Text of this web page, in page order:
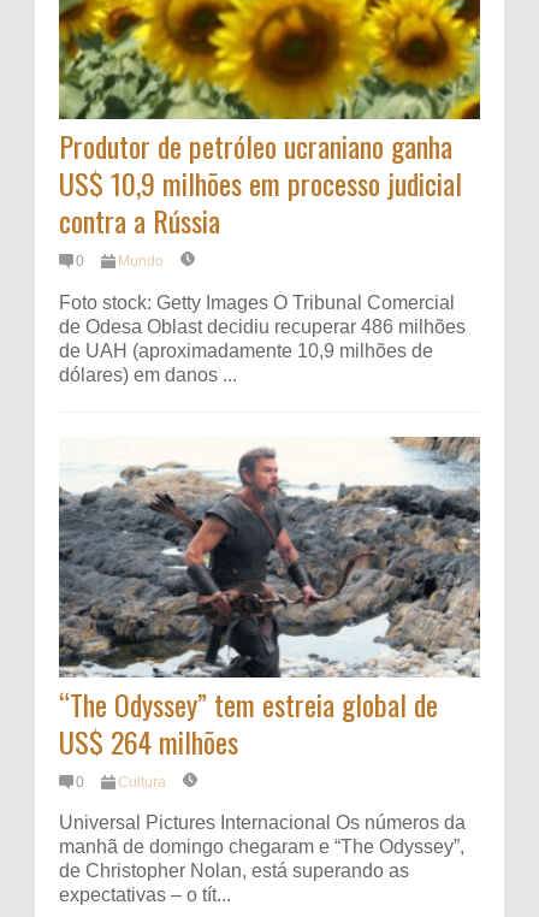
Produtor de petróleo ucraniano ganha
US$ 10,9 milhões em processo judicial
contra a Rússia
0 Mundo
Foto stock: Getty Images O Tribunal Comercial
de Odesa Oblast decidiu recuperar 486 milhões
de UAH (aproximadamente 10,9 milhões de
dólares) em danos ...
“The Odyssey” tem estreia global de
US$ 264 milhões
0 Cultura
Universal Pictures Internacional Os números da
manhã de domingo chegaram e “The Odyssey”,
de Christopher Nolan, está superando as
expectativas – o tít...